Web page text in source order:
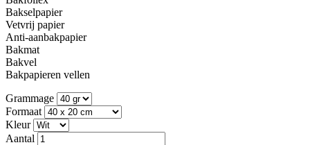
Bakselpapier
Vetvrij papier
Anti-aanbakpapier
Bakmat
Bakvel
Bakpapieren vellen
Grammage
Formaat
Kleur
Aantal